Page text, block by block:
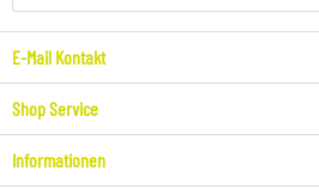
E-Mail Kontakt
Shop Service
Informationen